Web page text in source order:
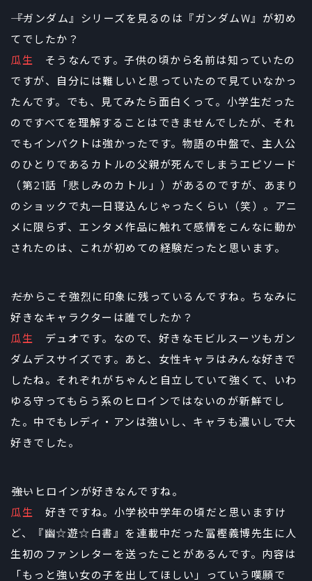
――『ガンダム』シリーズを見るのは『ガンダムW』が初め
てでしたか？
瓜生 そうなんです。子供の頃から名前は知っていたの
ですが、自分には難しいと思っていたので見ていなかっ
たんです。でも、見てみたら面白くって。小学生だった
のですべてを理解することはできませんでしたが、それ
でもインパクトは強かったです。物語の中盤で、主人公
のひとりであるカトルの父親が死んでしまうエピソード
（第21話「悲しみのカトル」）があるのですが、あまり
のショックで丸一日寝込んじゃったくらい（笑）。アニ
メに限らず、エンタメ作品に触れて感情をこんなに動か
されたのは、これが初めての経験だったと思います。
――だからこそ強烈に印象に残っているんですね。ちなみに
好きなキャラクターは誰でしたか？
瓜生 デュオです。なので、好きなモビルスーツもガン
ダムデスサイズです。あと、女性キャラはみんな好きで
したね。それぞれがちゃんと自立していて強くて、いわ
ゆる守ってもらう系のヒロインではないのが新鮮でし
た。中でもレディ・アンは強いし、キャラも濃いしで大
好きでした。
――強いヒロインが好きなんですね。
瓜生 好きですね。小学校中学年の頃だと思いますけ
ど、『幽☆遊☆白書』を連載中だった冨樫義博先生に人
生初のファンレターを送ったことがあるんです。内容は
「もっと強い女の子を出してほしい」っていう嘆願で